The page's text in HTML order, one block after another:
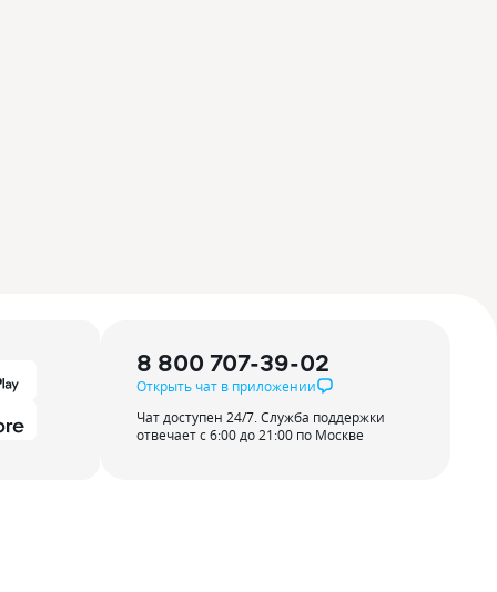
8 800 707-39-02
Открыть чат в приложении
Чат доступен 24/7. Служба поддержки
отвечает с 6:00 до 21:00 по Москве